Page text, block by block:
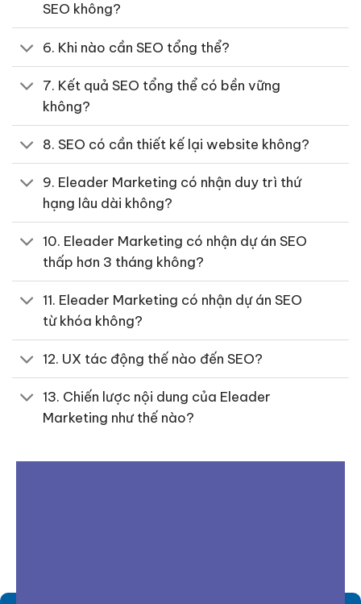
SEO không?
6. Khi nào cần SEO tổng thể?
7. Kết quả SEO tổng thể có bền vững
không?
8. SEO có cần thiết kế lại website không?
9. Eleader Marketing có nhận duy trì thứ
hạng lâu dài không?
10. Eleader Marketing có nhận dự án SEO
thấp hơn 3 tháng không?
11. Eleader Marketing có nhận dự án SEO
từ khóa không?
12. UX tác động thế nào đến SEO?
13. Chiến lược nội dung của Eleader
Marketing như thế nào?